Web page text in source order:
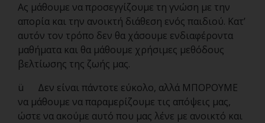
Ας μάθουμε να προσεγγίζουμε τη γνώση με την
απορία και την ανοικτή διάθεση ενός παιδιού. Κατ’
αυτόν τον τρόπο δεν θα χάσουμε ενδιαφέροντα
μαθήματα και θα μάθουμε χρήσιμες μεθόδους
βελτίωσης της ζωής μας.
ü Δεν είναι πάντοτε εύκολο, αλλά ΜΠΟΡΟΥΜΕ
να μάθουμε να παραμερίζουμε τις απόψεις μας,
ώστε να ακούμε αυτό που μας λένε με ανοικτό και